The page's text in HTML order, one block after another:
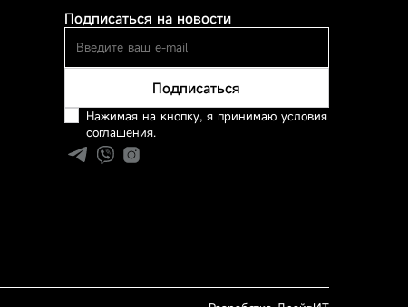
Подписаться на новости
Подписаться
Нажимая на кнопку, я принимаю условия
соглашения.